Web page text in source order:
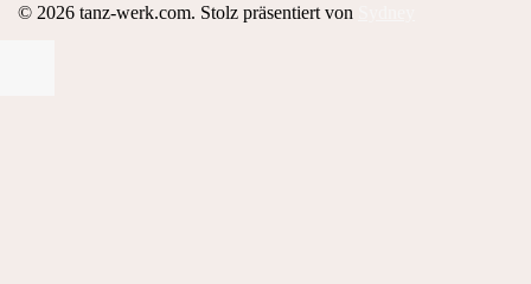
© 2026 tanz-werk.com. Stolz präsentiert von